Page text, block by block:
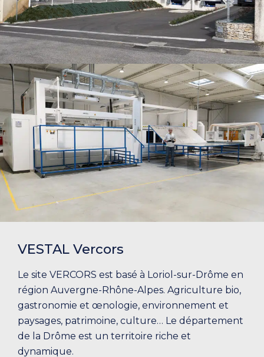
VESTAL Vercors
Le site VERCORS est basé à Loriol-sur-Drôme en
région Auvergne-Rhône-Alpes. Agriculture bio,
gastronomie et œnologie, environnement et
paysages, patrimoine, culture… Le département
de la Drôme est un territoire riche et
dynamique.